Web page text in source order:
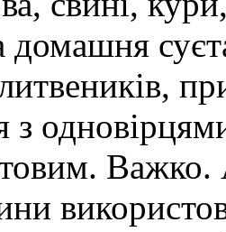
домашня
з
Важко.